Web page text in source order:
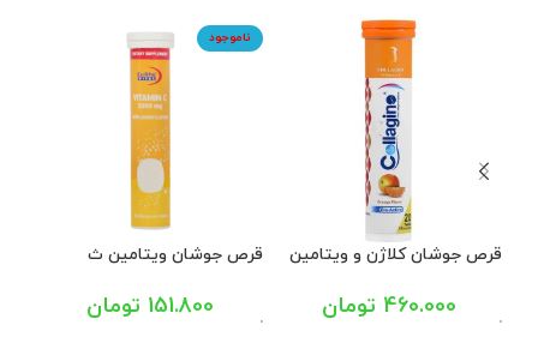
قرص جوشان کلاژن و ویتامین
460.000 تومان
ناموجود
قرص جوشان ویتامین ث
151.800 تومان